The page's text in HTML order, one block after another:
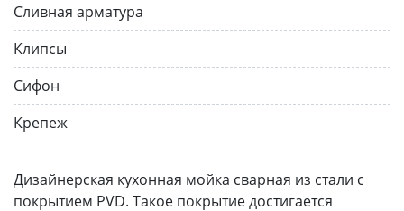
Сливная арматура
Клипсы
Сифон
Крепеж
Дизайнерская кухонная мойка сварная из стали с
покрытием PVD. Такое покрытие достигается